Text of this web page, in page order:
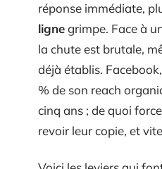
réponse immédiate,
lignegrimpe. Face à
la chute est brutale,
déjà établis.
% de son reach
cinq ans ; de quoi
revoir leur copie, et